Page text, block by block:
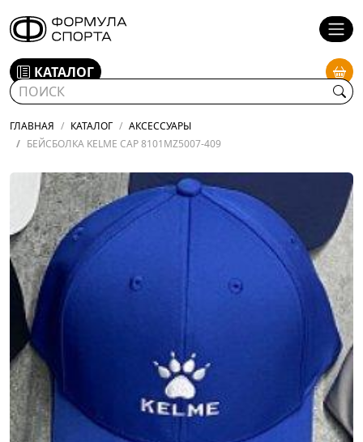
КАТАЛОГ
ГЛАВНАЯ КАТАЛОГ
АКСЕССУАРЫ
БЕЙСБОЛКА KELME CAP 8101MZ5007-409